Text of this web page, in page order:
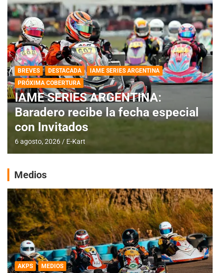
BREVES DESTACADA
IAME SERIES ARGENTINA
PRÓXIMA COBERTURA
IAME SERIES ARGENTINA:
Baradero recibe la fecha especial
con Invitados
6 agosto, 2026 E-Kart
Medios
AKPS MEDIOS